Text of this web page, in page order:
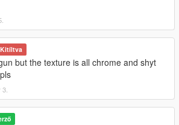
Kitíltva
but the texture is all chrome and shyt